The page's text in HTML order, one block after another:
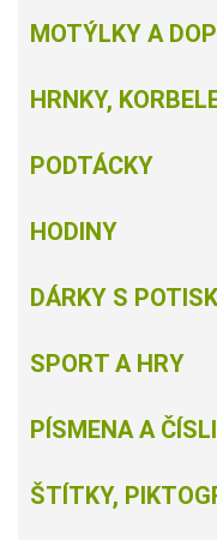
MOTÝLKY A
HRNKY,
PODTÁCKY
HODINY
DÁRKY S
SPORT A HRY
PÍSMENA A
ŠTÍTKY,